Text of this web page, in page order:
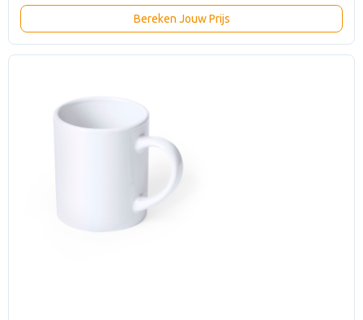
Bereken Jouw Prijs